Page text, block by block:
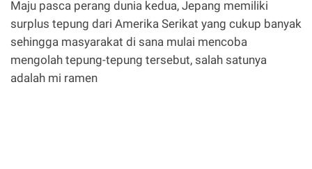
Maju pasca perang dunia kedua, Jepang memiliki
surplus tepung dari Amerika Serikat yang cukup banyak
sehingga masyarakat di sana mulai mencoba
mengolah tepung-tepung tersebut, salah satunya
adalah mi ramen